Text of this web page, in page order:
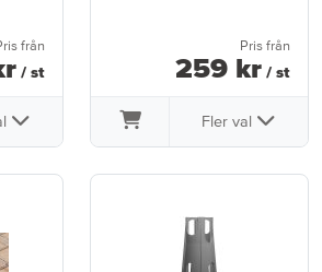
från
/ st
Pris från
259 kr / st
Fler val